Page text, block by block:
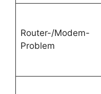
Router-/Modem-
Problem